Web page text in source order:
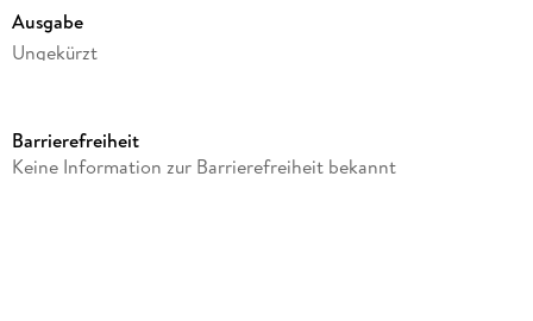
Ausgabe
Ungekürzt
Laufzeit
Barrierefreiheit
Keine Information zur Barrierefreiheit bekannt